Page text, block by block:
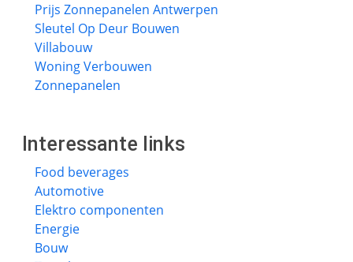
Prijs Zonnepanelen Antwerpen
Sleutel Op Deur Bouwen
Villabouw
Woning Verbouwen
Zonnepanelen
Interessante links
Food beverages
Automotive
Elektro componenten
Energie
Bouw